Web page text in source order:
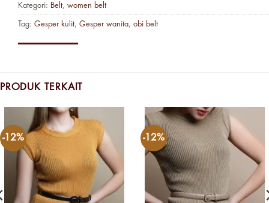
Kategori: Belt, women belt
Tag: Gesper kulit, Gesper wanita, obi belt
PRODUK TERKAIT
-12% -12%